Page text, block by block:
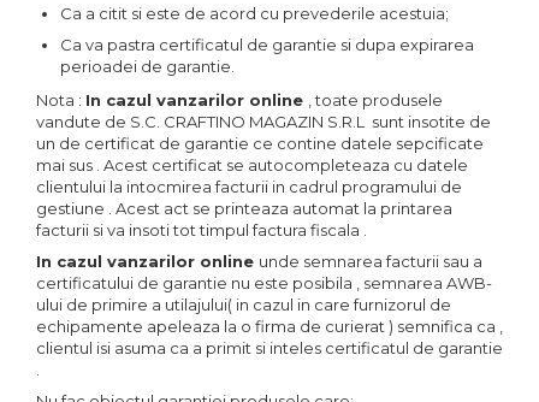
Ca a citit si este de acord cu prevederile acestuia;
Ca va pastra certificatul de garantie si dupa expirarea
perioadei de garantie.
Nota : In cazul vanzarilor online , toate produsele
vandute de S.C. CRAFTINO MAGAZIN S.R.L sunt insotite de
un de certificat de garantie ce contine datele sepcificate
mai sus . Acest certificat se autocompleteaza cu datele
clientului la intocmirea facturii in cadrul programului de
gestiune . Acest act se printeaza automat la printarea
facturii si va insoti tot timpul factura fiscala .
In cazul vanzarilor online unde semnarea facturii sau a
certificatului de garantie nu este posibila , semnarea AWB-
ului de primire a utilajului( in cazul in care furnizorul de
echipamente apeleaza la o firma de curierat ) semnifica ca ,
clientul isi asuma ca a primit si inteles certificatul de garantie